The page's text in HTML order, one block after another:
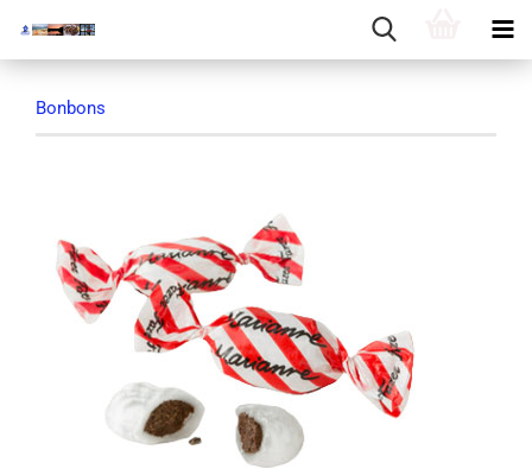
Bonbons